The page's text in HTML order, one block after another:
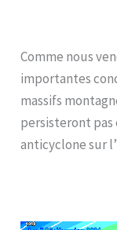
Comme nous
importantes
massifs
persisteront pas
anticyclone sur